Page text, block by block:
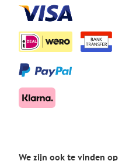
We zijn ook te vinden op